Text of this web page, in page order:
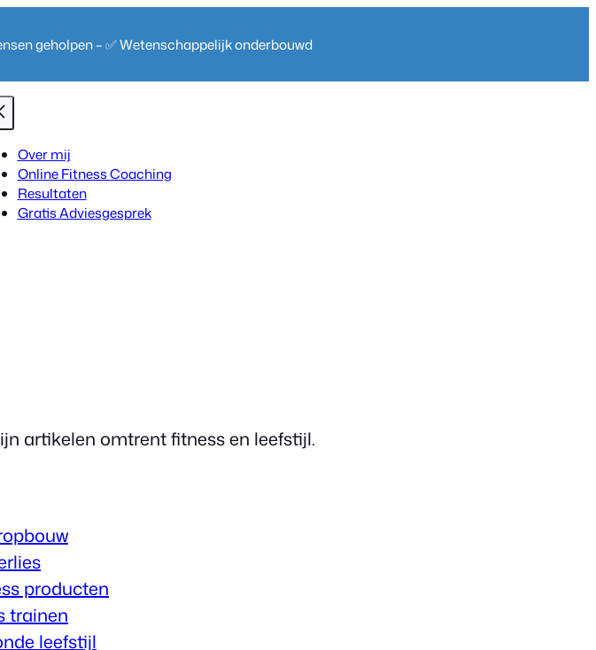
geholpen – ✅ Wetenschappelijk onderbouwd
Over mij
Online Fitness Coaching
Resultaten
Gratis Adviesgesprek
artikelen omtrent fitness en leefstijl.
producten
trainen
leefstijl